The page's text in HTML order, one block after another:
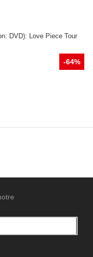
DVD): Love Piece Tour
-64%